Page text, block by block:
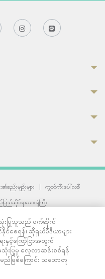
၏စည်းမျဉ်းများ |
ကွတ်ကီးပေါ်လစီ
ည်ဆိုင်ရာဆေးရုံကြီး
10110 Thailand.
သုံးပြုသူသည် ဝက်ဆိုက်
စေရန်၊ ဆိုရှယ်မီဒီယာများ
းနှင့်ကြော်ငြာအတွက်
းပြုမှု လေ့လာဆန်းစစ်ရန်
ဖြစ်ကြောင်း သဘောတူ